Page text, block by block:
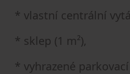
* vlastní centrální
* sklep (1 m²),
* vyhrazené